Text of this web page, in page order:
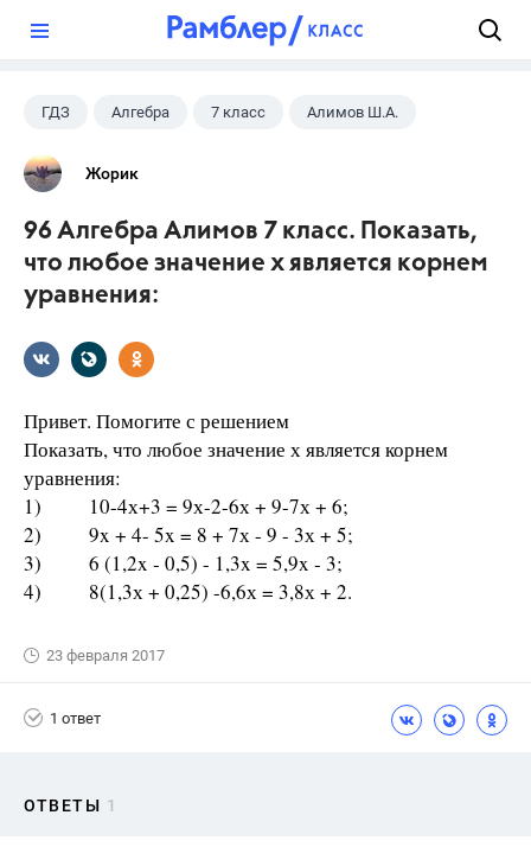
ГДЗ Алгебра 7 класс Алимов Ш.А.
Жорик
96 Алгебра Алимов 7 класс. Показать,
что любое значение х является корнем
уравнения:
Привет. Помогите с решением
Показать, что любое значение х является корнем
уравнения:
1) 10-4х+3 = 9х-2-6х + 9-7х + 6;
2) 9x + 4- 5x = 8 + 7х - 9 - 3х + 5;
3) 6 (1,2x - 0,5) - 1,3x = 5,9x - 3;
4) 8(1,3х + 0,25) -6,6х = 3,8х + 2.
23 февраля 2017
1 ответ
ОТВЕТЫ 1